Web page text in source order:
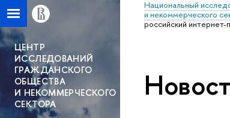
Национальный
и некоммерческого
российский
ЦЕНТР
ИССЛЕДОВАНИЙ
ГРАЖДАНСКОГО
ОБЩЕСТВА
И НЕКОММЕРЧЕСКОГО
СЕКТОРА